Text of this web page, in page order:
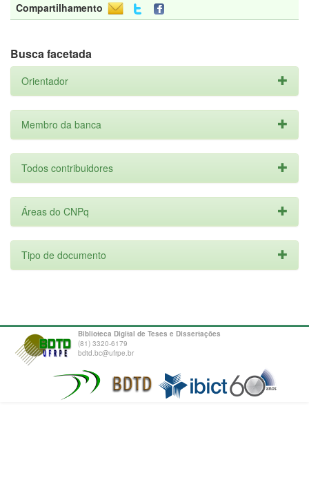
Compartilhamento
Busca facetada
Orientador
Membro da banca
Todos contribuidores
Áreas do CNPq
Tipo de documento
Biblioteca Digital de Teses e Dissertações
(81) 3320-6179
bdtd.bc@ufrpe.br